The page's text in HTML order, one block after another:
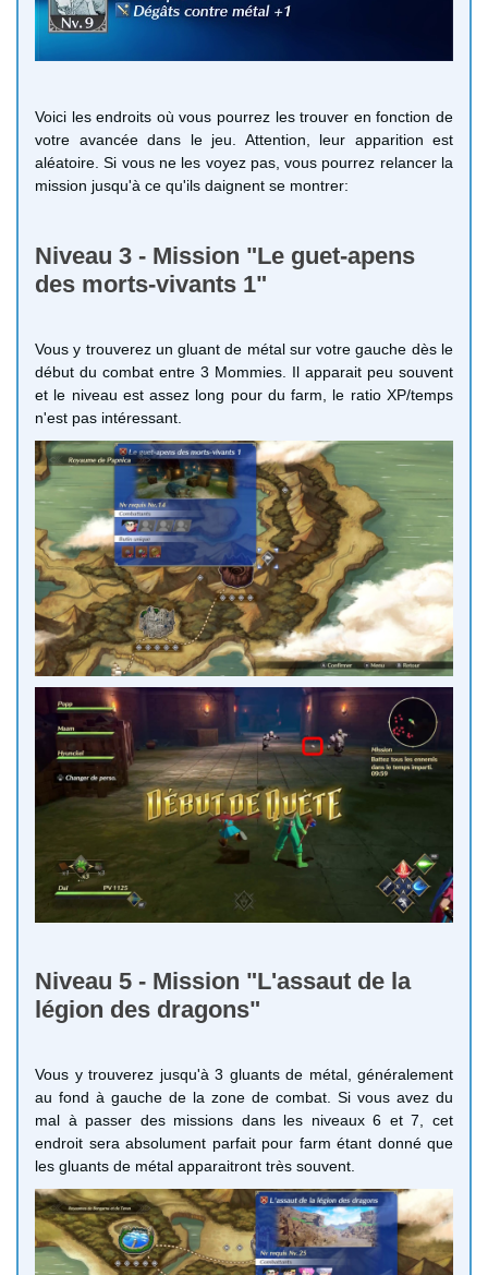
Voici les endroits où vous pourrez les trouver en fonction de
votre avancée dans le jeu. Attention, leur apparition est
aléatoire. Si vous ne les voyez pas, vous pourrez relancer la
mission jusqu'à ce qu'ils daignent se montrer:
Niveau 3 - Mission "Le guet-apens
des morts-vivants 1"
Vous y trouverez un gluant de métal sur votre gauche dès le
début du combat entre 3 Mommies. Il apparait peu souvent
et le niveau est assez long pour du farm, le ratio XP/temps
n'est pas intéressant.
Niveau 5 - Mission "L'assaut de la
légion des dragons"
Vous y trouverez jusqu'à 3 gluants de métal, généralement
au fond à gauche de la zone de combat. Si vous avez du
mal à passer des missions dans les niveaux 6 et 7, cet
endroit sera absolument parfait pour farm étant donné que
les gluants de métal apparaitront très souvent.